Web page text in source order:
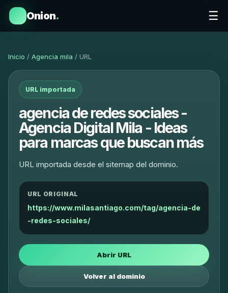
Onion. ☰
Inicio / Agencia mila / URL
URL importada
agencia de redes sociales -
Agencia Digital Mila - Ideas
para marcas que buscan más
URL importada desde el sitemap del dominio.
URL ORIGINAL
https://www.milasantiago.com/tag/agencia-de
-redes-sociales/
Abrir URL
Volver al dominio